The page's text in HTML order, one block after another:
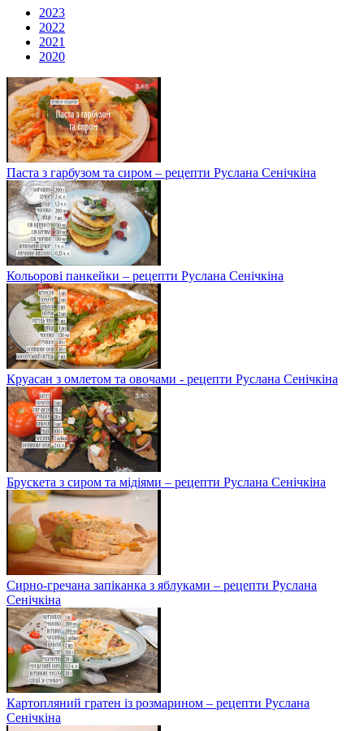
2023
2022
2021
2020
Паста з гарбузом та сиром – рецепти Руслана Сенічкіна
Кольорові панкейки – рецепти Руслана Сенічкіна
Круасан з омлетом та овочами - рецепти Руслана Сенічкіна
Брускета з сиром та мідіями – рецепти Руслана Сенічкіна
Сирно-гречана запіканка з яблуками – рецепти Руслана
Сенічкіна
Картопляний гратен із розмарином – рецепти Руслана
Сенічкіна